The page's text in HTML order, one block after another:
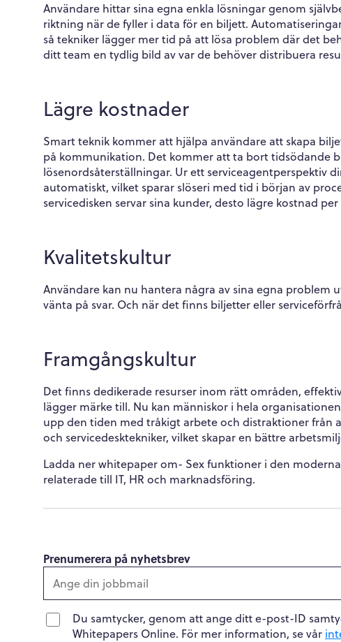
Användare hittar sina egna enkla lösningar genom
riktning när de fyller i data för en biljett.
så tekniker lägger mer tid på att lösa problem där det
ditt team en tydlig bild av var de behöver distribuera
Lägre kostnader
Smart teknik kommer att hjälpa användare att skapa
på kommunikation. Det kommer att ta bort tidsödande
lösenordsåterställningar. Ur ett serviceagentperspektiv
automatiskt, vilket sparar slöseri med tid i början av
servicedisken servar sina kunder, desto lägre kostnad
Kvalitetskultur
Användare kan nu hantera några av sina egna
vänta på svar. Och när det finns biljetter eller
Framgångskultur
Det finns dedikerade resurser inom rätt områden,
lägger märke till. Nu kan människor i hela
upp den tiden med tråkigt arbete och distraktioner från
och servicedesktekniker, vilket skapar en bättre
Ladda ner whitepaper om- Sex funktioner i den
relaterade till IT, HR och marknadsföring.
Prenumerera på nyhetsbrev
Du samtycker, genom att ange ditt e-post-ID
Whitepapers Online. För mer information, se vår